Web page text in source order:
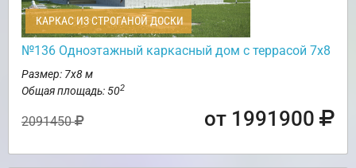
КАРКАС ИЗ СТРОГАНОЙ ДОСКИ
№136 Одноэтажный каркасный дом с террасой 7х8
Размер: 7х8 м
Общая площадь: 502
2091450 от 1991900